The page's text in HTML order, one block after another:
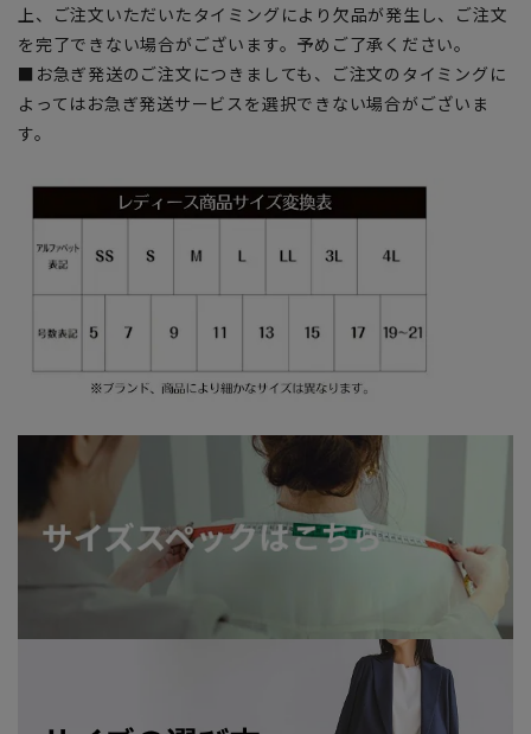
上、ご注文いただいたタイミングにより欠品が発生し、ご注文
を完了できない場合がございます。予めご了承ください。
■お急ぎ発送のご注文につきましても、ご注文のタイミングに
よってはお急ぎ発送サービスを選択できない場合がございま
す。